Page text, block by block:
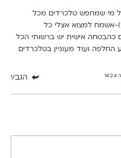
מי שמחפש טלכרדים מכל
אשמח למצוא אצלי כל
כהבטחה אישית יש ברשותי הכל
החלפה ועוד מעוניין בטלכרדים
הגב/י